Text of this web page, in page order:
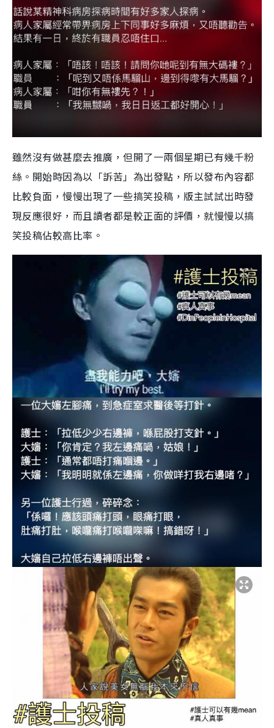
雖然沒有做甚麼去推廣，但開了一兩個星期已有幾千粉
絲。開始時因為以「訴苦」為出發點，所以發布內容都
比較負面，慢慢出現了一些搞笑投稿，版主試試出時發
現反應很好，而且讀者都是較正面的評價，就慢慢以搞
笑投稿佔較高比率。